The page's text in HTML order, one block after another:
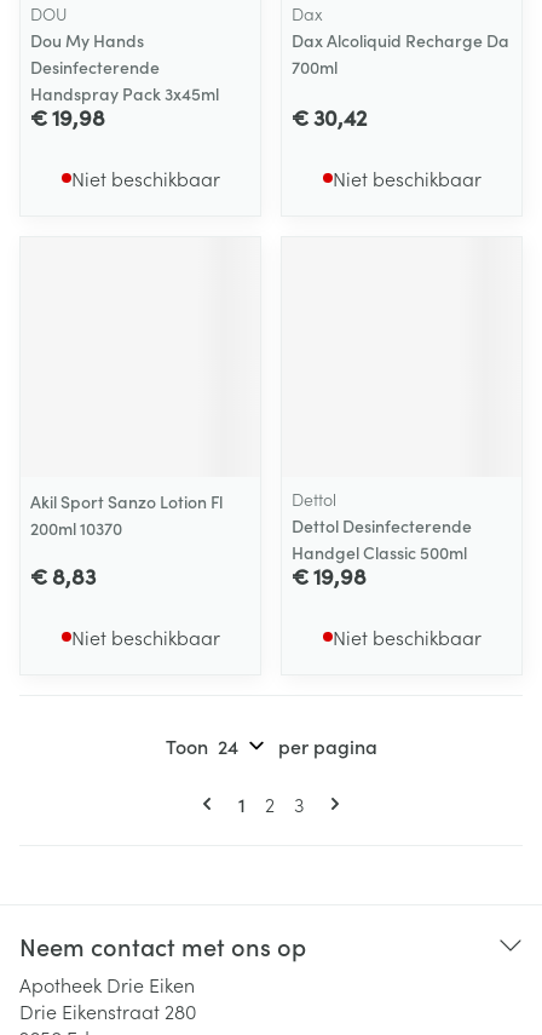
DOU
Dou My Hands
Desinfecterende
Handspray Pack 3x45ml
€ 19,98
Niet beschikbaar
Dax
Dax Alcoliquid Recharge Da
700ml
€ 30,42
Niet beschikbaar
Akil Sport Sanzo Lotion Fl
200ml 10370
€ 8,83
Niet beschikbaar
Dettol
Dettol Desinfecterende
Handgel Classic 500ml
€ 19,98
Niet beschikbaar
Pagina's
U lees momenteel pagina
1 Pagina
2 Pagina
3
Toon per pagina
Neem contact met ons op
Apotheek Drie Eiken
Drie Eikenstraat 280